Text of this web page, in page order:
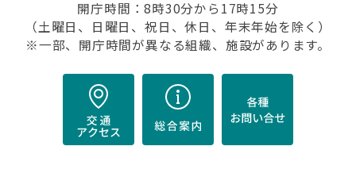
開庁時間：8時30分から17時15分
（土曜日、日曜日、祝日、休日、年末年始を除く）
※一部、開庁時間が異なる組織、施設があります。